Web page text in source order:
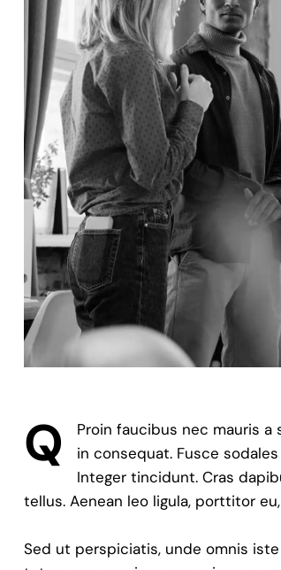
Q
Proin faucibus nec mauris
in consequat. Fusce
Integer tincidunt. Cras
tellus. Aenean leo ligula, porttitor
Sed ut perspiciatis, unde omnis